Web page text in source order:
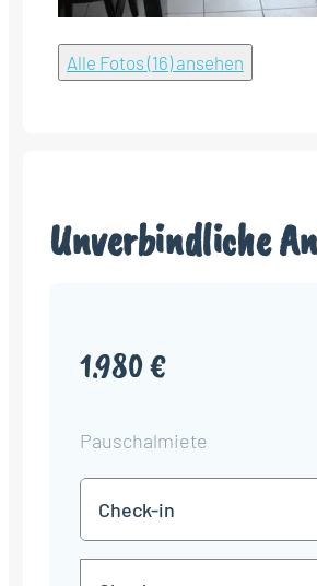
Alle Fotos (16) ansehen
Unverbindliche
1.980 €
Pauschalmiete
in
TT
Punkt
MM